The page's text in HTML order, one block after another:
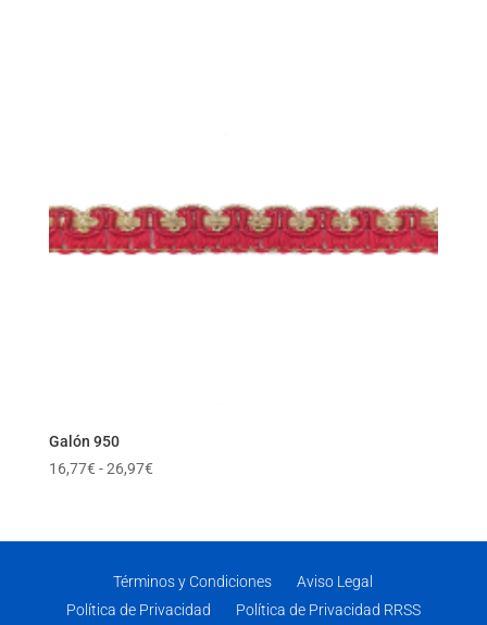
Galón 950
16,77€ - 26,97€Rango
desde
hasta
26,97€
Términos y Condiciones
Aviso Legal
Política de Privacidad
Política de Privacidad RRSS